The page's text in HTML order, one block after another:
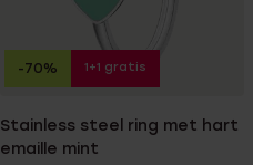
Stainless steel ring met hart
emaille mint
-70% 1+1 gratis